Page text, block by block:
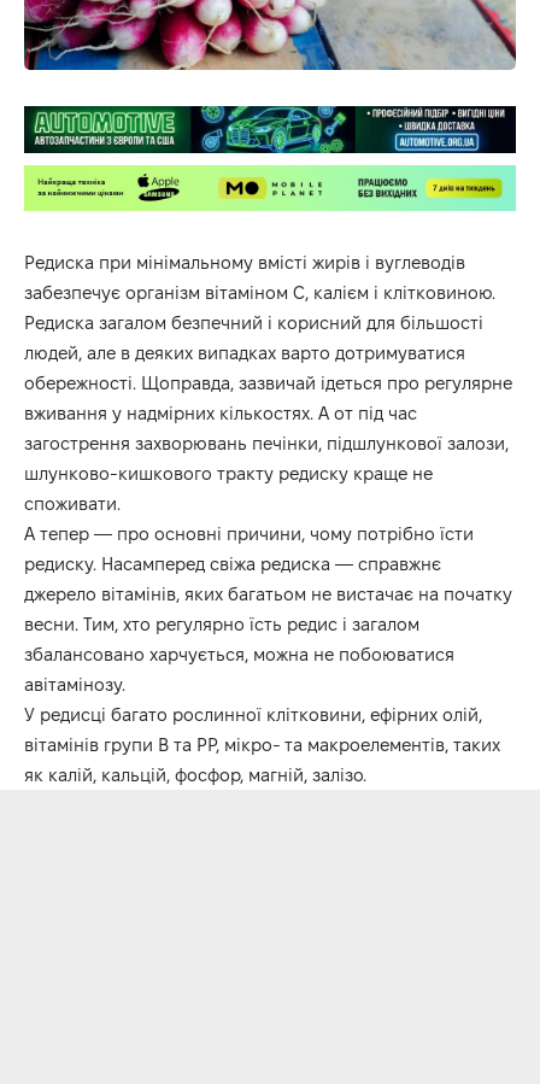
Редиска при мінімальному вмісті жирів і вуглеводів
забезпечує організм вітаміном С, калієм і клітковиною.
Редиска загалом безпечний і корисний для більшості
людей, але в деяких випадках варто дотримуватися
обережності. Щоправда, зазвичай ідеться про регулярне
вживання у надмірних кількостях. А от під час
загострення захворювань печінки, підшлункової залози,
шлунково-кишкового тракту редиску краще не
споживати.
А тепер — про основні причини, чому потрібно їсти
редиску. Насамперед свіжа редиска — справжнє
джерело вітамінів, яких багатьом не вистачає на початку
весни. Тим, хто регулярно їсть редис і загалом
збалансовано харчується, можна не побоюватися
авітамінозу.
У редисці багато рослинної клітковини, ефірних олій,
вітамінів групи B та РР, мікро- та макроелементів, таких
як калій, кальцій, фосфор, магній, залізо.